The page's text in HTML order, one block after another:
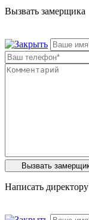
Вызвать замерщика
Написать директору